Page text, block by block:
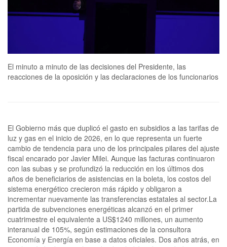
El minuto a minuto de las decisiones del Presidente, las
reacciones de la oposición y las declaraciones de los funcionarios
El Gobierno más que duplicó el gasto en subsidios a las tarifas de
luz y gas en el inicio de 2026, en lo que representa un fuerte
cambio de tendencia para uno de los principales pilares del ajuste
fiscal encarado por Javier Milei. Aunque las facturas continuaron
con las subas y se profundizó la reducción en los últimos dos
años de beneficiarios de asistencias en la boleta, los costos del
sistema energético crecieron más rápido y obligaron a
incrementar nuevamente las transferencias estatales al sector.La
partida de subvenciones energéticas alcanzó en el primer
cuatrimestre el equivalente a US$1240 millones, un aumento
interanual de 105%, según estimaciones de la consultora
Economía y Energía en base a datos oficiales. Dos años atrás, en